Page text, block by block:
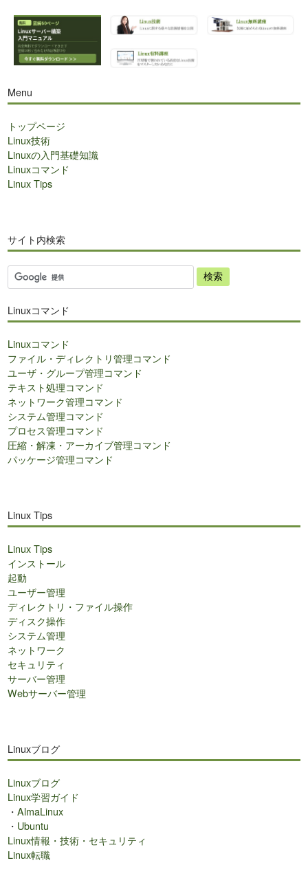
Menu
トップページ
Linux技術
Linuxの入門基礎知識
Linuxコマンド
Linux Tips
サイト内検索
サ
イ
内
索
Linuxコマンド
Linuxコマンド
ファイル・ディレクトリ管理コマンド
ユーザ・グループ管理コマンド
テキスト処理コマンド
ネットワーク管理コマンド
システム管理コマンド
プロセス管理コマンド
圧縮・解凍・アーカイブ管理コマンド
パッケージ管理コマンド
Linux Tips
Linux Tips
インストール
起動
ユーザー管理
ディレクトリ・ファイル操作
ディスク操作
システム管理
ネットワーク
セキュリティ
サーバー管理
Webサーバー管理
Linuxブログ
Linuxブログ
Linux学習ガイド
・AlmaLinux
・ Ubuntu
Linux情報・技術・セキュリティ
Linux転職